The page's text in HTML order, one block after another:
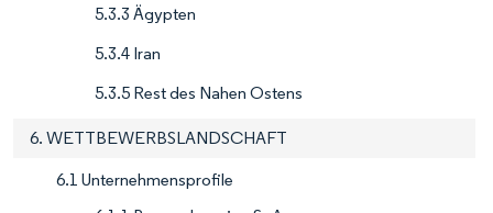
5.3.3 Ägypten
5.3.4 Iran
5.3.5 Rest des Nahen Ostens
6. WETTBEWERBSLANDSCHAFT
6.1 Unternehmensprofile